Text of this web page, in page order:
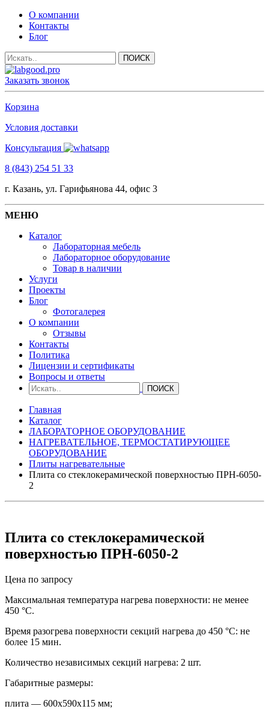
О компании
Контакты
Блог
Заказать звонок
Корзина
Условия доставки
Консультация
8 (843) 254 51 33
г. Казань, ул. Гарифьянова 44, офис 3
МЕНЮ
Каталог
Лабораторная мебель
Лабораторное оборудование
Товар в наличии
Услуги
Проекты
Блог
Фотогалерея
О компании
Отзывы
Контакты
Политика
Лицензии и сертификаты
Вопросы и ответы
Главная
Каталог
ЛАБОРАТОРНОЕ ОБОРУДОВАНИЕ
НАГРЕВАТЕЛЬНОЕ, ТЕРМОСТАТИРУЮЩЕЕ
ОБОРУДОВАНИЕ
Плиты нагревательные
Плита со стеклокерамической поверхностью ПРН-6050-
2
Плита со стеклокерамической
поверхностью ПРН-6050-2
Цена по запросу
Максимальная температура нагрева поверхности: не менее
450 °С.
Время разогрева поверхности секций нагрева до 450 °С: не
более 15 мин.
Количество независимых секций нагрева: 2 шт.
Габаритные размеры:
плита — 600х590х115 мм;